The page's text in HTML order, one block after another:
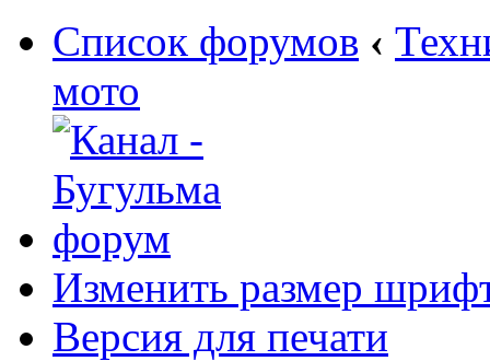
Список форумов ‹
мото
Изменить размер
Версия для печати